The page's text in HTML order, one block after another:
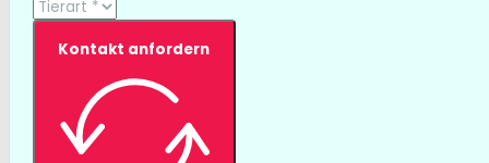
Kontakt anfordern